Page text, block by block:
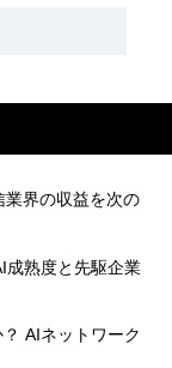
界の収益を次の
成熟度と先駆企業
AIネットワーク